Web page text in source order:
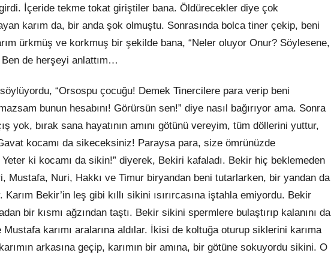
İçeride tekme tokat giriştiler bana. Öldürecekler diye çok
karım da, bir anda şok olmuştu. Sonrasında bolca tiner çekip, beni
ürkmüş ve korkmuş bir şekilde bana, “Neler oluyor Onur? Söylesene,
de herşeyi anlattım…
“Orsospu çocuğu! Demek Tinercilere para verip beni
bunun hesabını! Görürsün sen!” diye nasıl bağırıyor ama. Sonra
yok, bırak sana hayatının amını götünü vereyim, tüm döllerini yuttur,
kocamı da sikeceksiniz! Paraysa para, size ömrünüzde
ki kocamı da sikin!” diyerek, Bekiri kafaladı. Bekir hiç beklemeden
Mustafa, Nuri, Hakkı ve Timur biryandan beni tutarlarken, bir yandan da
Bekir’in leş gibi kıllı sikini ısırırcasına iştahla emiyordu. Bekir
bir kısmı ağzından taştı. Bekir sikini spermlere bulaştırıp kalanını da
karımı aralarına aldılar. İkisi de koltuğa oturup siklerini karıma
arkasına geçip, karımın bir amına, bir götüne sokuyordu sikini. O